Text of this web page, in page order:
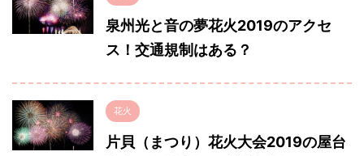
泉州光と音の夢花火2019のアクセ
ス！交通規制はある？
花火
片貝（まつり）花火大会2019の屋台